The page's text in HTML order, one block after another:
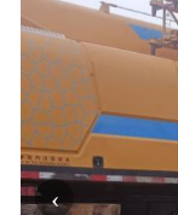
‹